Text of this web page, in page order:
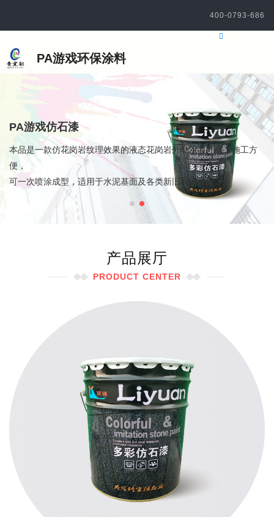
400-0793-686
PA游戏环保涂料
PA游戏真石漆
本品采用特殊合成树脂乳液精制而成，具有仿石材质和纹理感，能
体现出天然石材的
独特质感，并结合多种线格设计打造出不同风格的装饰效果。
PA游戏仿石漆
本品是一款仿花岗岩纹理效果的液态花岗岩外墙涂装产品，施工方
便，
可一次喷涂成型，适用于水泥基面及各类新旧墙体表面。
产品展厅
PRODUCT CENTER